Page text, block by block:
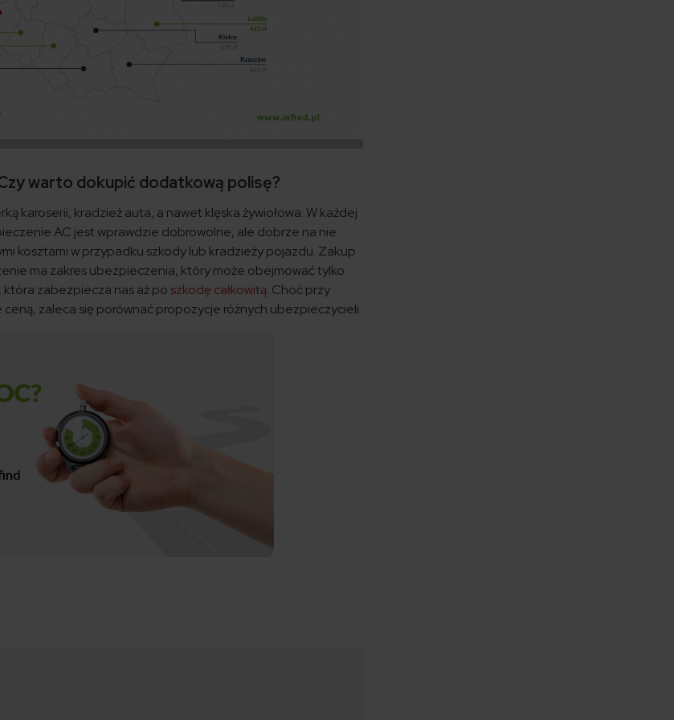
warto dokupić dodatkową polisę?
karoserii, kradzież auta, a nawet klęska żywiołowa. W każdej
AC jest wprawdzie dobrowolne, ale dobrze na nie
kosztami w przypadku szkody lub kradzieży pojazdu. Zakup
ma zakres ubezpieczenia, który może obejmować tylko
zabezpiecza nas aż po szkodę całkowitą. Choć przy
ceną, zaleca się porównać propozycje różnych ubezpieczycieli.